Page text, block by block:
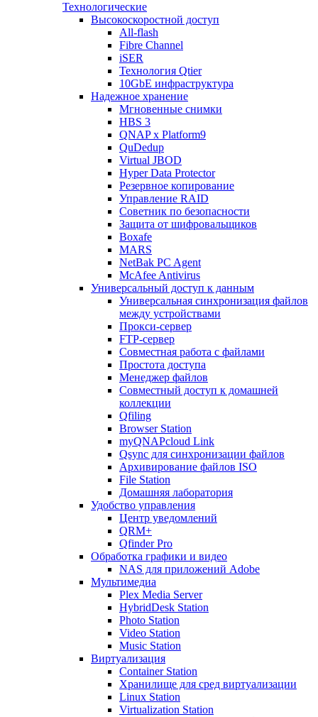
Технологические
Высокоскоростной доступ
All-flash
Fibre Channel
iSER
Технология Qtier
10GbE инфраструктура
Надежное хранение
Мгновенные снимки
HBS 3
QNAP x Platform9
QuDedup
Virtual JBOD
Hyper Data Protector
Резервное копирование
Управление RAID
Советник по безопасности
Защита от шифровальщиков
Boxafe
MARS
NetBak PC Agent
McAfee Antivirus
Универсальный доступ к данным
Универсальная синхронизация файлов
между устройствами
Прокси-сервер
FTP-сервер
Совместная работа с файлами
Простота доступа
Менеджер файлов
Совместный доступ к домашней
коллекции
Qfiling
Browser Station
myQNAPcloud Link
Qsync для синхронизации файлов
Архивирование файлов ISO
File Station
Домашняя лаборатория
Удобство управления
Центр уведомлений
QRM+
Qfinder Pro
Обработка графики и видео
NAS для приложений Adobe
Мультимедиа
Plex Media Server
HybridDesk Station
Photo Station
Video Station
Music Station
Виртуализация
Container Station
Хранилище для сред виртуализации
Linux Station
Virtualization Station